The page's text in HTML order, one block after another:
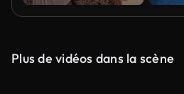
Plus de vidéos dans la scène